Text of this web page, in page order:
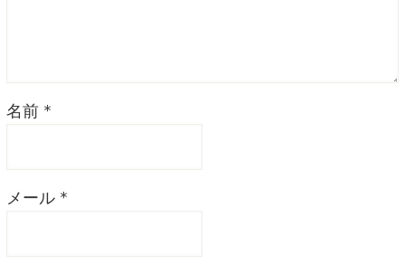
名前 *
メール *